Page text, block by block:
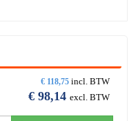
€ 118,75 incl. BTW
€ 98,14 excl. BTW